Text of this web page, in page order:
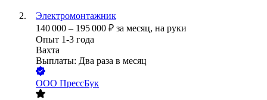
Электромонтажник
140 000 – 195 000 ₽ за месяц, на руки
Опыт 1-3 года
Вахта
Выплаты: Два раза в месяц
ООО ПрессБук